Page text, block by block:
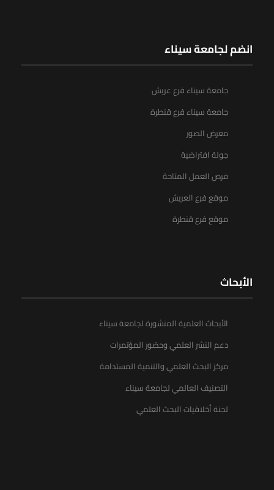
انضم لجامعة سيناء
جامعة سيناء فرع عريش
جامعة سيناء فرع قنطرة
معرض الصور
جولة افتراضية
فرص العمل المتاحة
موقع فرع العريش
موقع فرع قنطرة
الأبحاث
الأبحاث العلمية المنشورة لجامعة سيناء
دعم النشر العلمي وحضور المؤتمرات
مركز البحث العلمي والتنمية المستدامة
التصنيف العالمي لجامعة سيناء
لجنة أخلاقيات البحث العلمي